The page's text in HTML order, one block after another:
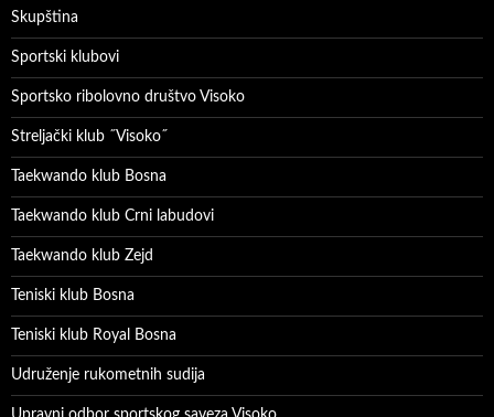
Skupština
Sportski klubovi
Sportsko ribolovno društvo Visoko
Streljački klub ˝Visoko˝
Taekwando klub Bosna
Taekwando klub Crni labudovi
Taekwando klub Zejd
Teniski klub Bosna
Teniski klub Royal Bosna
Udruženje rukometnih sudija